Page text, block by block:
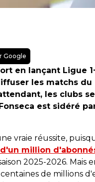
Google
en lançant Ligue
les matchs du
les clubs se
est sidéré
vraie réussite,
million
2025-2026. Mais
de millions